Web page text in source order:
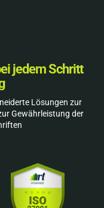
jedem Schritt
Lösungen zur
Gewährleistung der